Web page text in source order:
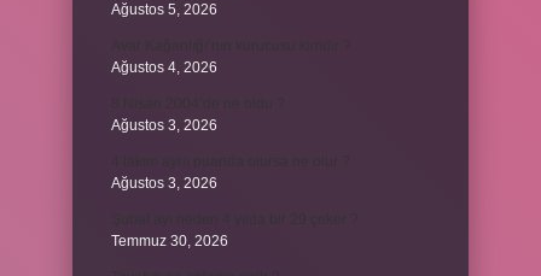
Ağustos 5, 2026
Ağustos 4, 2026
Ağustos 3, 2026
Ağustos 3, 2026
Temmuz 30, 2026